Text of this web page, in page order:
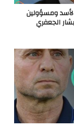
ومسؤولين
الجعفري